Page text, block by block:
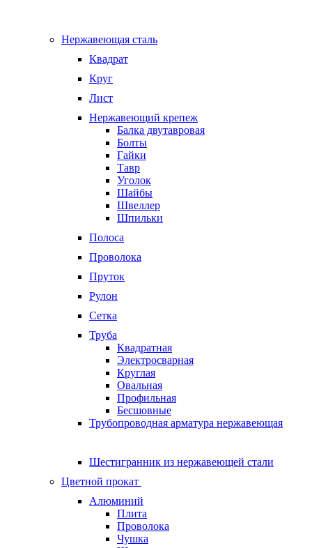
Нержавеющая сталь
Квадрат
Круг
Лист
Нержавеющий крепеж
Балка двутавровая
Болты
Гайки
Тавр
Уголок
Шайбы
Швеллер
Шпильки
Полоса
Проволока
Пруток
Рулон
Сетка
Труба
Квадратная
Электросварная
Круглая
Овальная
Профильная
Бесшовные
Трубопроводная арматура нержавеющая
Шестигранник из нержавеющей стали
Цветной прокат
Алюминий
Плита
Проволока
Чушка